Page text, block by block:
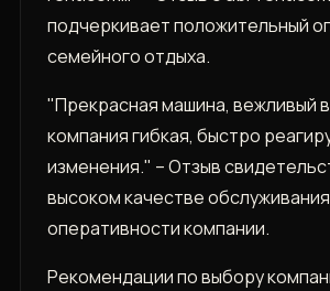
подчеркивает положительный
семейного отдыха.
"Прекрасная машина‚ вежливый
компания гибкая‚ быстро
изменения." – Отзыв
высоком качестве
оперативности компании.
Рекомендации по выбору